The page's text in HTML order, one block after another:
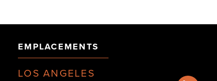
EMPLACEMENTS
LOS ANGELES